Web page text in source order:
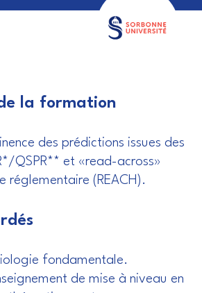
la formation
des prédictions issues des
QSPR** et «read-across»
réglementaire (REACH).
fondamentale.
de mise à niveau en